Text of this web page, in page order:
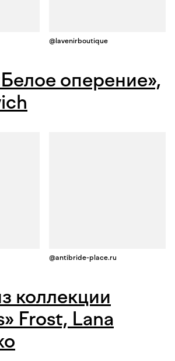
@lavenirboutique
оперение»,
@antibride-place.ru
коллекции
Frost, Lana